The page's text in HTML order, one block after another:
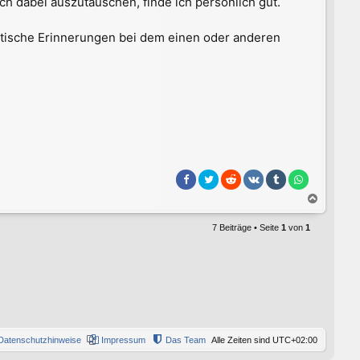
Erinnerungen bei dem einen oder anderen
a
7 Beiträge • Seite 1 von 1
Alle Zeiten sind UTC+02:00
Das Team
Impressum